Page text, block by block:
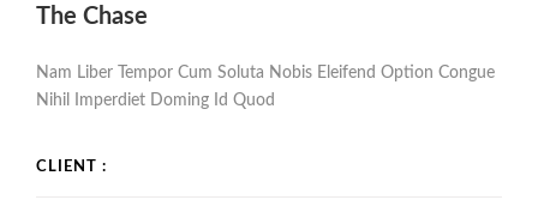
The Chase
Nam Liber Tempor Cum Soluta Nobis Eleifend Option Congue
Nihil Imperdiet Doming Id Quod
CLIENT :